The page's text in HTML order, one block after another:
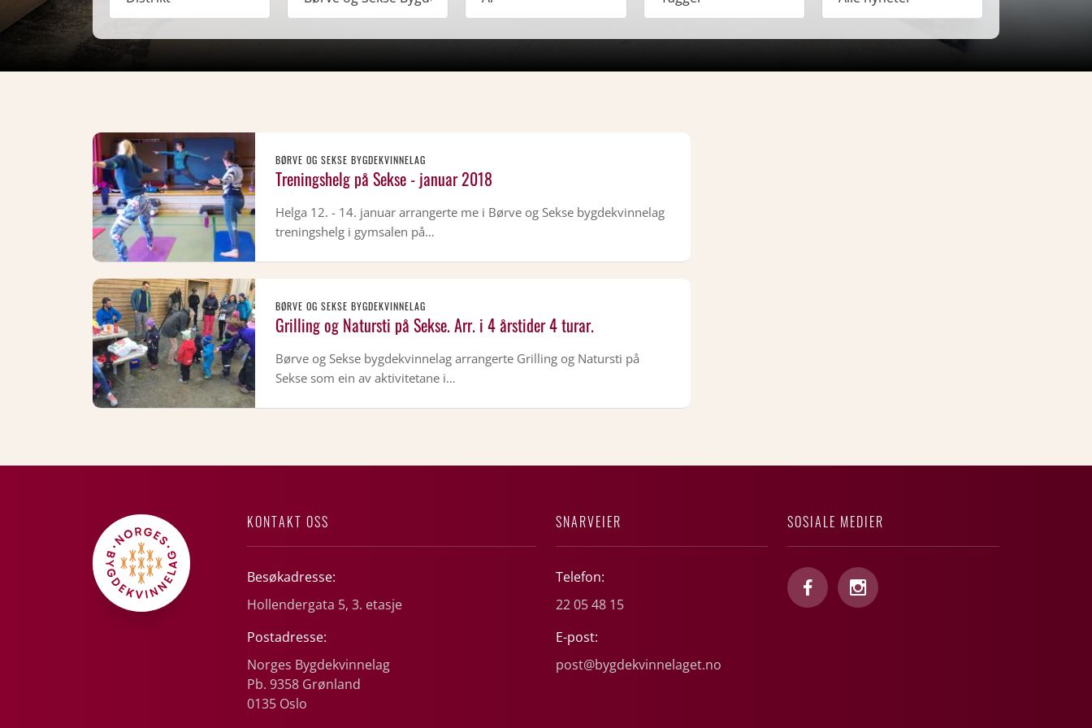
BØRVE OG SEKSE BYGDEKVINNELAG
Treningshelg på Sekse - januar 2018
Helga 12. - 14. januar arrangerte me i Børve og Sekse bygdekvinnelag
treningshelg i gymsalen på…
BØRVE OG SEKSE BYGDEKVINNELAG
Grilling og Natursti på Sekse. Arr. i 4 årstider 4 turar.
Børve og Sekse bygdekvinnelag arrangerte Grilling og Natursti på
Sekse som ein av aktivitetane i…
KONTAKT OSS
Besøkadresse:
Hollendergata 5, 3. etasje
Postadresse:
Norges Bygdekvinnelag
Pb. 9358 Grønland
0135 Oslo
SNARVEIER
Telefon:
22 05 48 15
E-post:
post@bygdekvinnelaget.no
SOSIALE MEDIER